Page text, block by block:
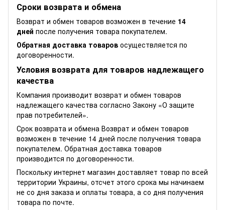
Сроки возврата и обмена
Возврат и обмен товаров возможен в течение 14
дней после получения товара покупателем.
Обратная доставка товаров осуществляется по
договоренности.
Условия возврата для товаров надлежащего
качества
Компания производит возврат и обмен товаров
надлежащего качества согласно Закону «О защите
прав потребителей».
Срок возврата и обмена Возврат и обмен товаров
возможен в течение 14 дней после получения товара
покупателем. Обратная доставка товаров
производится по договоренности.
Поскольку интернет магазин доставляет товар по всей
территории Украины, отсчет этого срока мы начинаем
не со дня заказа и оплаты товара, а со дня получения
товара по почте.